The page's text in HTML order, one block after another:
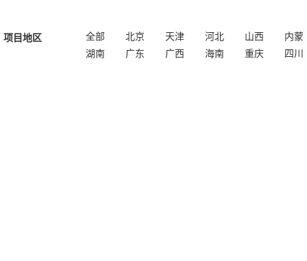
项目地区 全部 北京 天津 河北 山西
内蒙
湖南
广东 广西 海南 重庆 四川